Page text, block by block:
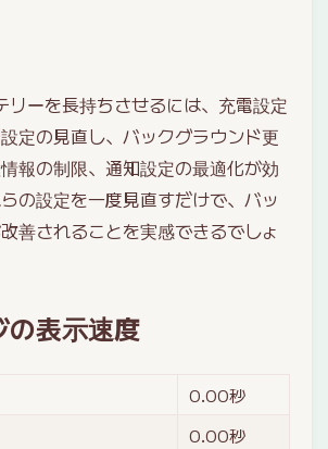
ーを長持ちさせるには、充電設定
定の見直し、バックグラウンド更
報の制限、通知設定の最適化が効
の設定を一度見直すだけで、バッ
善されることを実感できるでしょ
の表示速度
0.00秒
0.00秒